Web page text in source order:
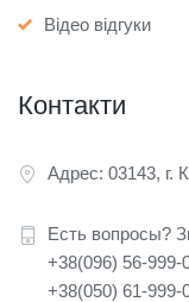
Відео відгуки
Контакти
Адрес: 03143, г.
Есть вопросы?
+38(096) 56-999-
+38(050) 61-999-